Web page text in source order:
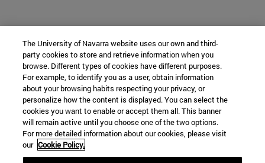
The University of Navarra website uses our own and third-
party cookies to store and retrieve information when you
browse. Different types of cookies have different purposes.
For example, to identify you as a user, obtain information
about your browsing habits respecting your privacy, or
personalize how the content is displayed. You can select the
cookies you want to enable or accept them all. This banner
will remain active until you choose one of the two options.
For more detailed information about our cookies, please visit
our Cookie Policy.